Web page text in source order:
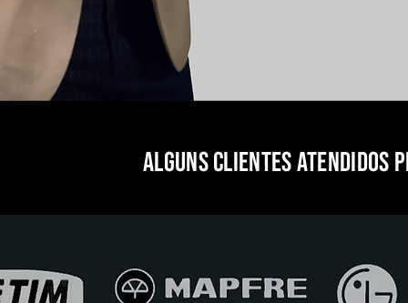
Alguns clientes atendidos